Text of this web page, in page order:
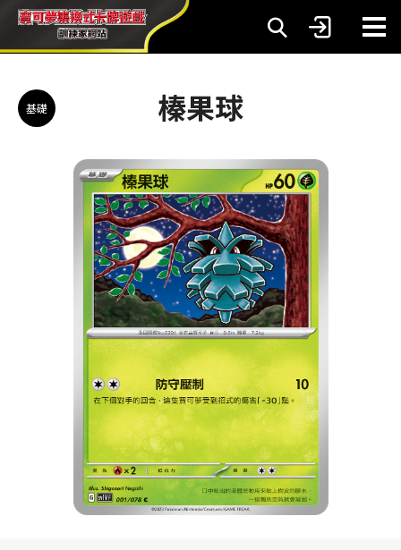
基礎 榛果球